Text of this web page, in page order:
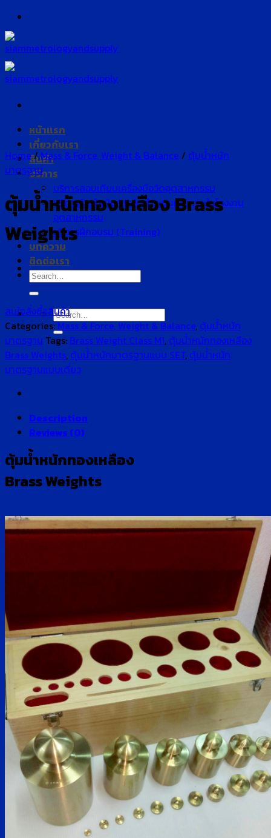
Skip
to
content
หน้าแรก
เกี่ยวกับเรา
สินค้า
บริการ
บริการสอบเทียบเครื่องมือวัดอุตสาหกรรม
บริการรับดำเนินการจัดทำระบบคุณภาพในโรงงาน
อุตสาหกรรม
บริการฝึกอบรม (Training)
บทความ
ติดต่อเรา
Search
for:
Search
for:
Home/Mass & Force, Weight & Balance / ตุ้มน้ำหนัก
มาตรฐาน
ตุ้มน้ำหนักทองเหลือง Brass
Weights
สนใจสั่งซื้อสินค้า
Categories:Mass & Force, Weight & Balance, ตุ้มน้ำหนัก
มาตรฐาน Tags: Brass Weight Class M1, ตุ้มน้ำหนักทองเหลือง
Brass Weights, ตุ้มน้ำหนักมาตรฐานแบบ SET, ตุ้มน้ำหนัก
มาตรฐานแบบเดี่ยว
Description
Reviews (0)
ตุ้มน้ำหนักทองเหลือง
Brass Weights